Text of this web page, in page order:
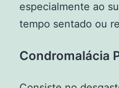
especialmente ao
tempo sentado ou
Condromalácia